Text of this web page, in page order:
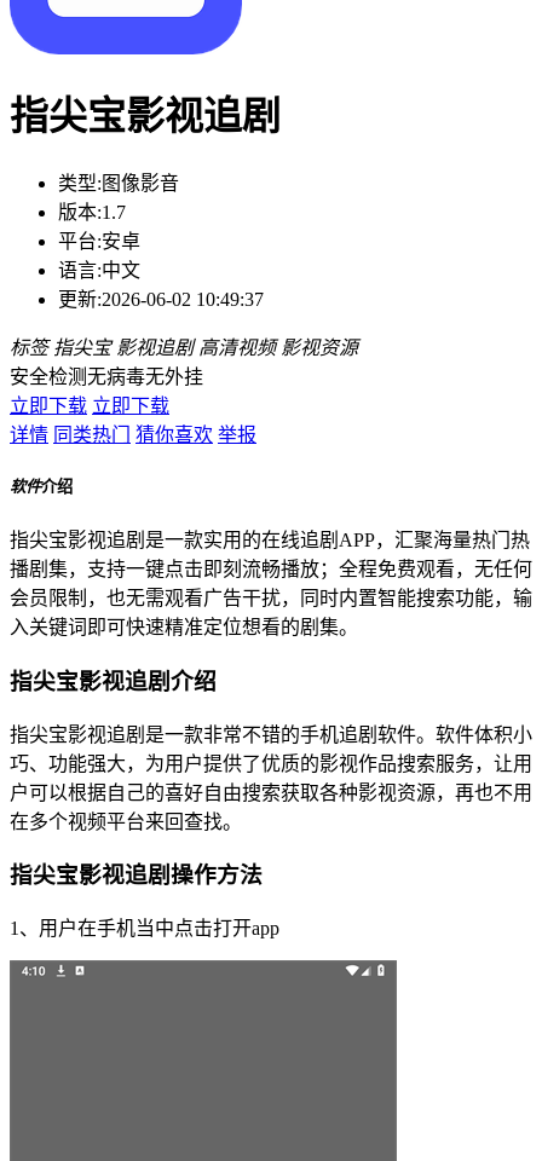
指尖宝影视追剧
类型: 图像影音
版本:1.7
平台:安卓
语言:中文
更新:2026-06-02 10:49:37
标签 指尖宝 影视追剧 高清视频 影视资源
安全检测无病毒无外挂
立即下载 立即下载
详情 同类热门 猜你喜欢 举报
软件介绍
指尖宝影视追剧是一款实用的在线追剧APP，汇聚海量热门热
播剧集，支持一键点击即刻流畅播放；全程免费观看，无任何
会员限制，也无需观看广告干扰，同时内置智能搜索功能，输
入关键词即可快速精准定位想看的剧集。
指尖宝影视追剧介绍
指尖宝影视追剧是一款非常不错的手机追剧软件。软件体积小
巧、功能强大，为用户提供了优质的影视作品搜索服务，让用
户可以根据自己的喜好自由搜索获取各种影视资源，再也不用
在多个视频平台来回查找。
指尖宝影视追剧操作方法
1、用户在手机当中点击打开app